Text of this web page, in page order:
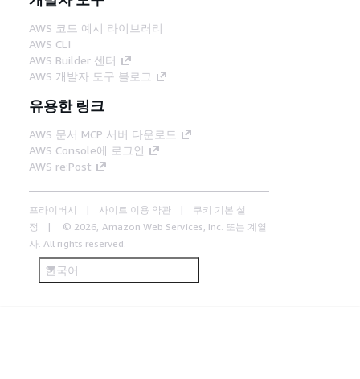
AWS 코드 예시 라이브러리
AWS CLI
AWS Builder 센터
AWS 개발자 도구 블로그
유용한 링크
AWS 문서 MCP 서버 다운로드
AWS Console에 로그인
AWS re:Post
프라이버시 사이트 이용 약관
쿠키 기본 설
정
© 2026, Amazon Web Services, Inc. 또는 계열
사. All rights reserved.
한국어